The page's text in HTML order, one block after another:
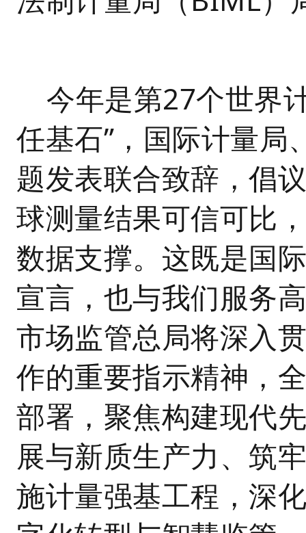
今年是第27个世界
任基石”，国际计量局
题发表联合致辞，倡
球测量结果可信可比
数据支撑。这既是国
宣言，也与我们服务
市场监管总局将深入
作的重要指示精神，
部署，聚焦构建现代
展与新质生产力、筑
施计量强基工程，深